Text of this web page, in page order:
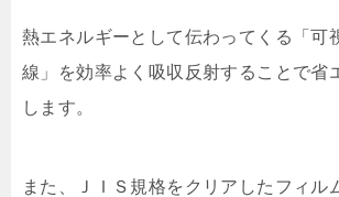
熱エネルギーとして伝わってくる「可
線」を効率よく吸収反射することで省
します。
また、ＪＩＳ規格をクリアしたフィル